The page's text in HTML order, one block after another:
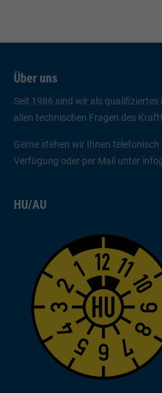
Über uns
Seit 1986 sind wir als
allen technischen Fragen des
Gerne stehen wir Ihnen
Verfügung oder per Mail unter
HU/AU